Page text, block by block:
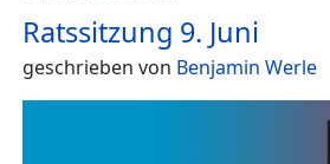
Ratssitzung 9. Juni
geschrieben von Benjamin Werle